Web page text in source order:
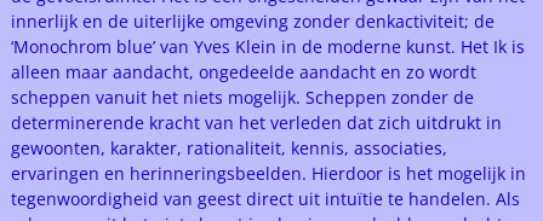
innerlijk en de uiterlijke omgeving zonder denkactiviteit; de
‘Monochrom blue’ van Yves Klein in de moderne kunst. Het Ik is
alleen maar aandacht, ongedeelde aandacht en zo wordt
scheppen vanuit het niets mogelijk. Scheppen zonder de
determinerende kracht van het verleden dat zich uitdrukt in
gewoonten, karakter, rationaliteit, kennis, associaties,
ervaringen en herinneringsbeelden. Hierdoor is het mogelijk in
tegenwoordigheid van geest direct uit intuïtie te handelen. Als